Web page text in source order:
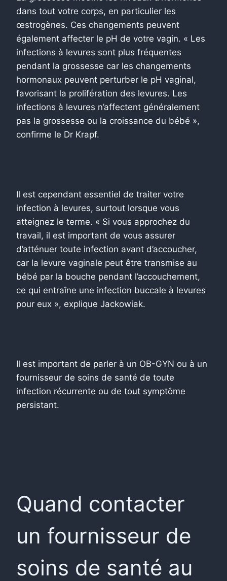
dans tout votre corps, en particulier les
œstrogènes. Ces changements peuvent
également affecter le pH de votre vagin. « Les
infections à levures sont plus fréquentes
pendant la grossesse car les changements
hormonaux peuvent perturber le pH vaginal,
favorisant la prolifération des levures. Les
infections à levures n’affectent généralement
pas la grossesse ou la croissance du bébé »,
confirme le Dr Krapf.
Il est cependant essentiel de traiter votre
infection à levures, surtout lorsque vous
atteignez le terme. « Si vous approchez du
travail, il est important de vous assurer
d’atténuer toute infection avant d’accoucher,
car la levure vaginale peut être transmise au
bébé par la bouche pendant l’accouchement,
ce qui entraîne une infection buccale à levures
pour eux », explique Jackowiak.
Il est important de parler à un OB-GYN ou à un
fournisseur de soins de santé de toute
infection récurrente ou de tout symptôme
persistant.
Quand contacter
un fournisseur de
soins de santé au